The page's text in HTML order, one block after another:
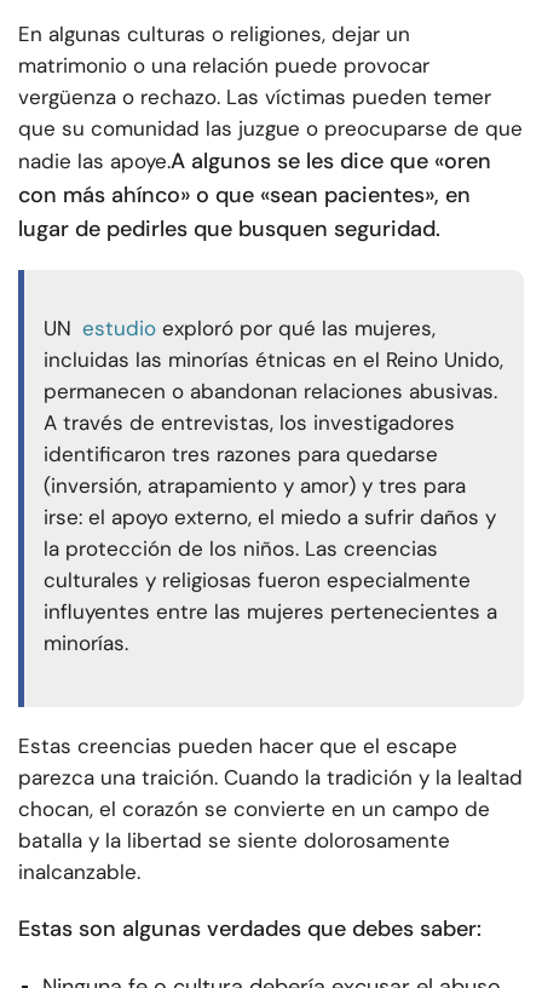
En algunas culturas o religiones, dejar un
matrimonio o una relación puede provocar
vergüenza o rechazo. Las víctimas pueden temer
que su comunidad las juzgue o preocuparse de que
nadie las apoye.A algunos se les dice que «oren
con más ahínco» o que «sean pacientes», en
lugar de pedirles que busquen seguridad.
UN estudio exploró por qué las mujeres,
incluidas las minorías étnicas en el Reino Unido,
permanecen o abandonan relaciones abusivas.
A través de entrevistas, los investigadores
identificaron tres razones para quedarse
(inversión, atrapamiento y amor) y tres para
irse: el apoyo externo, el miedo a sufrir daños y
la protección de los niños. Las creencias
culturales y religiosas fueron especialmente
influyentes entre las mujeres pertenecientes a
minorías.
Estas creencias pueden hacer que el escape
parezca una traición. Cuando la tradición y la lealtad
chocan, el corazón se convierte en un campo de
batalla y la libertad se siente dolorosamente
inalcanzable.
Estas son algunas verdades que debes saber: